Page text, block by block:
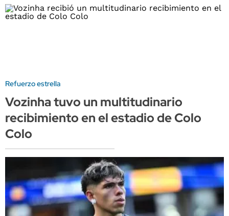
Refuerzo estrella
Vozinha tuvo un multitudinario
recibimiento en el estadio de Colo
Colo